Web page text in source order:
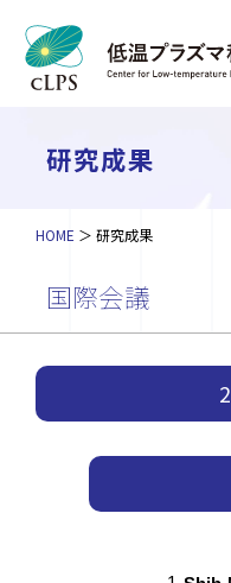
研究成果
HOME 研究成果
国際会議